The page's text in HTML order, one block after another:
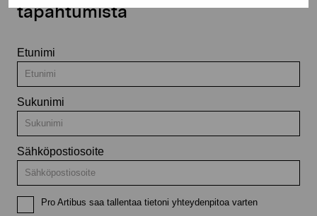
tapahtumista
Etunimi
Sukunimi
Sähköpostiosoite
Pro Artibus saa tallentaa tietoni yhteydenpitoa varten